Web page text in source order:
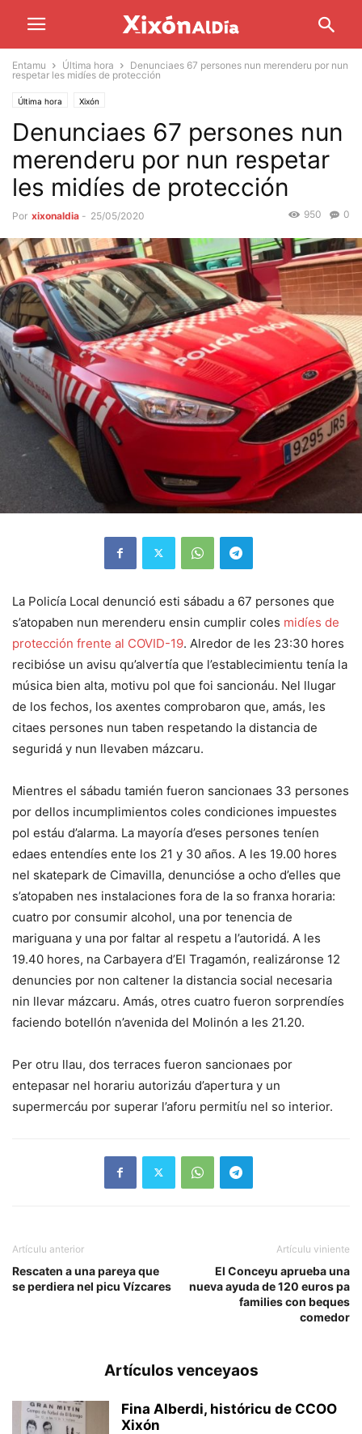
Entamu Última hora
Denunciaes 67 persones nun merenderu por nun
respetar les midíes de protección
Última hora Xixón
Denunciaes 67 persones nun
merenderu por nun respetar
les midíes de protección
Por xixonaldia - 25/05/2020 0
950
La Policía Local denunció esti sábadu a 67 persones que
s’atopaben nun merenderu ensin cumplir coles midíes de
protección frente al COVID-19. Alredor de les 23:30 hores
recibióse un avisu qu’alvertía que l’establecimientu tenía la
música bien alta, motivu pol que foi sancionáu. Nel llugar
de los fechos, los axentes comprobaron que, amás, les
citaes persones nun taben respetando la distancia de
seguridá y nun llevaben mázcaru.
Mientres el sábadu tamién fueron sancionaes 33 persones
por dellos incumplimientos coles condiciones impuestes
pol estáu d’alarma. La mayoría d’eses persones teníen
edaes entendíes ente los 21 y 30 años. A les 19.00 hores
nel skatepark de Cimavilla, denuncióse a ocho d’elles que
s’atopaben nes instalaciones fora de la so franxa horaria:
cuatro por consumir alcohol, una por tenencia de
mariguana y una por faltar al respetu a l’autoridá. A les
19.40 hores, na Carbayera d’El Tragamón, realizáronse 12
denuncies por non caltener la distancia social necesaria
nin llevar mázcaru. Amás, otres cuatro fueron sorprendíes
faciendo botellón n’avenida del Molinón a les 21.20.
Per otru llau, dos terraces fueron sancionaes por
entepasar nel horariu autorizáu d’apertura y un
supermercáu por superar l’aforu permitíu nel so interior.
Artículu anterior
Rescaten a una pareya que
se perdiera nel picu Vízcares
Artículu viniente
El Conceyu aprueba una
nueva ayuda de 120 euros pa
families con beques
comedor
Artículos venceyaos
Fina Alberdi, históricu de CCOO
Xixón